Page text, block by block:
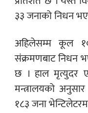
३३ जनाको निधन
अहिलेसम्म कूल
संक्रमणबाट निधन
छ । हाल मृत्युदर
मन्त्रालयको
१८३ जना